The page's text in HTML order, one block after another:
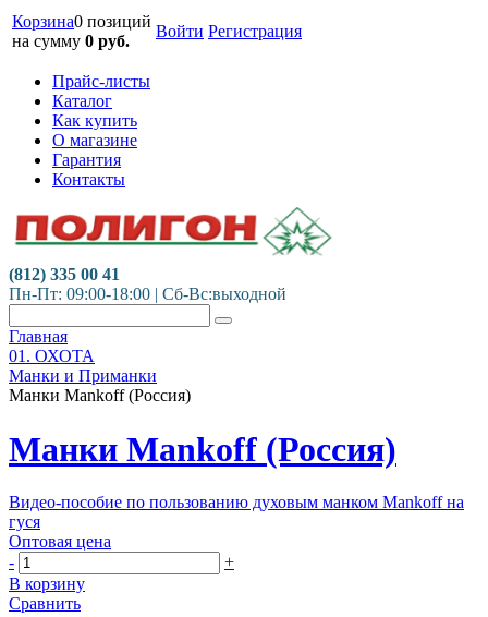
Корзина0 позиций
на сумму 0 руб.
Войти Регистрация
Прайс-листы
Каталог
Как купить
О магазине
Гарантия
Контакты
(812) 335 00 41
Пн-Пт: 09:00-18:00 | Сб-Вс:выходной
Главная
01. ОХОТА
Манки и Приманки
Манки Mankoff (Россия)
Манки Mankoff (Россия)
Видео-пособие по пользованию духовым манком Mankoff на
гуся
Оптовая цена
-
+
В корзину
Сравнить